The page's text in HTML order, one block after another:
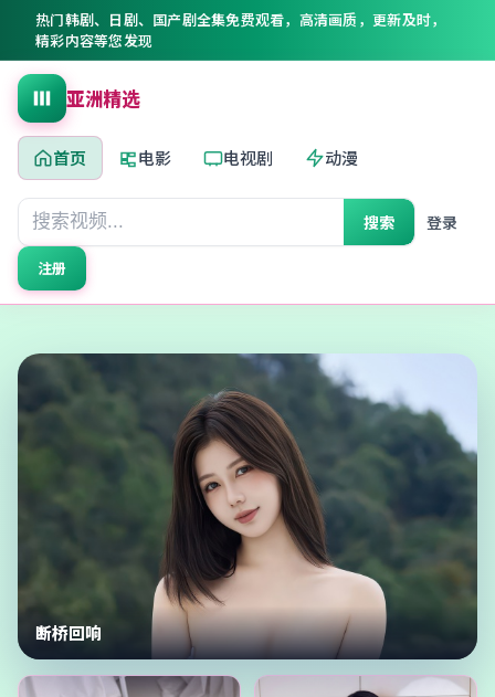
热门韩剧、日剧、国产剧全集免费观看，高清画质，更新及时，
精彩内容等您发现
亚洲精选
首页 电影 电视剧 动漫
搜索 登录
注册
断桥回响